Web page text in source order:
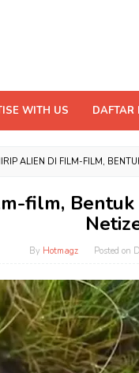
WITH US DAFTAR
ALIEN DI FILM-FILM,
film,
By Hotmagz Posted on